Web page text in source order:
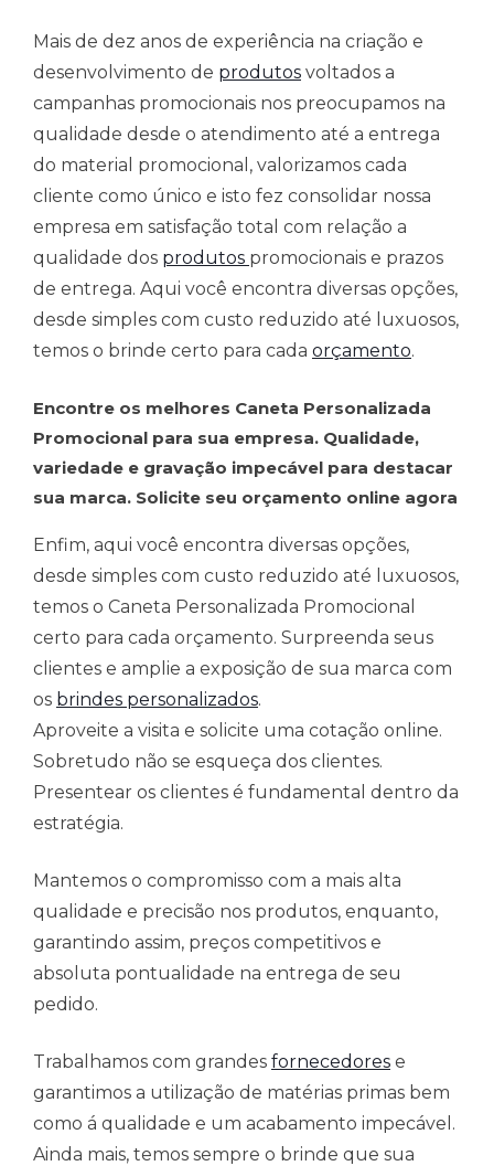
Mais de dez anos de experiência na criação e
desenvolvimento de produtos voltados a
campanhas promocionais nos preocupamos na
qualidade desde o atendimento até a entrega
do material promocional, valorizamos cada
cliente como único e isto fez consolidar nossa
empresa em satisfação total com relação a
qualidade dos produtos promocionais e prazos
de entrega. Aqui você encontra diversas opções,
desde simples com custo reduzido até luxuosos,
temos o brinde certo para cada orçamento.
Encontre os melhores Caneta Personalizada
Promocional para sua empresa. Qualidade,
variedade e gravação impecável para destacar
sua marca. Solicite seu orçamento online agora
Enfim, aqui você encontra diversas opções,
desde simples com custo reduzido até luxuosos,
temos o Caneta Personalizada Promocional
certo para cada orçamento. Surpreenda seus
clientes e amplie a exposição de sua marca com
os brindes personalizados.
Aproveite a visita e solicite uma cotação online.
Sobretudo não se esqueça dos clientes.
Presentear os clientes é fundamental dentro da
estratégia.
Mantemos o compromisso com a mais alta
qualidade e precisão nos produtos, enquanto,
garantindo assim, preços competitivos e
absoluta pontualidade na entrega de seu
pedido.
Trabalhamos com grandes fornecedores e
garantimos a utilização de matérias primas bem
como á qualidade e um acabamento impecável.
Ainda mais, temos sempre o brinde que sua